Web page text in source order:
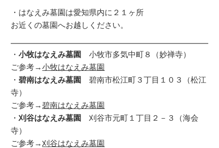
・はなえみ墓園は愛知県内に２１ヶ所
お近くの墓園へお越しください。
・小牧はなえみ墓園 小牧市多気中町８（妙禅寺）
ご参考→小牧はなえみ墓園
・碧南はなえみ墓園 碧南市松江町３丁目１０３（松江
寺）
ご参考→ 碧南はなえみ墓園
・刈谷はなえみ墓園 刈谷市元町１丁目２－３（海会
寺）
ご参考→刈谷はなえみ墓園